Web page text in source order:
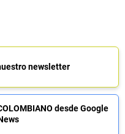
newsletter
desde Google